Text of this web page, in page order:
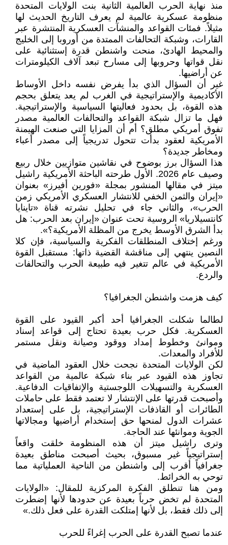
منذ نهاية الحرب العالمية الثانية بنت الولايات المتحدة
منظومة عسكرية عالمية لم يعرف التاريخ الحديث لها
مثيلاً. فمئات القواعد والمنشآت العسكرية المنتشرة عبر
القارات، وشبكة التحالفات الممتدة من أوروبا إلى الخليج
والمحيط الهادئ، منحت واشنطن قدرة إستثنائية على
نقل قواتها وحروبها إلى مسارح تبعد آلاف الكيلومترات
عن أراضيها.
غير أن السؤال الذي بدأ يفرض نفسه داخل الأوساط
الأكاديمية والإستراتيجية في الغرب لم يعد يتعلق بحجم
هذه القوة، بل بحدود فعاليتها السياسية والإستراتيجية.
فهل ما تزال شبكة القواعد والتحالفات العالمية مصدر
تفوق أمريكي مطلق؟ أم أن المزايا التي صنعت الهيمنة
الأمريكية لعقود بدأت تتحول تدريجياً إلى مصدر أعباء
ومخاطر جديدة؟
هذا السؤال برز بوضوح في نقاشين متوازيين خلال ربيع
وصيف عام 2026. الأول طرحته الباحثة الأمريكية راشيل
ميتز في مقالها المنشور بمجلة «فورين أفيرز» بعنوان
«إيران والثمن الخفي للانتشار العسكري الأمريكي زمن
الحرب»، والثاني جاء في تحليل نشرته قناة «تاينايا
كانتسيلاريا» الروسية تحت عنوان «إيران بعد الحرب: هل
بدأ الشرق الأوسط يخرج من المظلة الأمريكية؟».
ورغم إختلاف المنطلقات الفكرية والسياسية، فإن كلا
النصين ينتهي إلى مناقشة القضية ذاتها: مستقبل القوة
الأمريكية في عالم تتغير فيه طبيعة الحرب والتحالفات
والردع.
كيف هزمت واشنطن الجغرافيا؟
لطالما شكلت الجغرافيا أحد أكبر القيود على القوة
العسكرية. فكل حرب بعيدة تحتاج إلى قواعد إسناد
وموانئ وخطوط إمداد ووقود وصيانة ونقل مستمر
للأفراد والمعدات.
لكن الولايات المتحدة نجحت خلال العقود الماضية في
تجاوز هذه القيود عبر بناء شبكة عالمية من القواعد
العسكرية والتسهيلات اللوجستية والإتفاقيات الدفاعية.
وأصبحت قدرتها على الإنتشار لا تعتمد فقط على حاملات
الطائرات أو القاذفات الإستراتيجية، بل على إستعداد
عشرات الدول لمنحها حق إستخدام أراضيها ومجالاتها
الجوية وموانئها عند الحاجة.
وترى راشيل ميتز أن هذه المنظومة خلقت واقعاً
إستراتيجياً غير مسبوق، بحيث أصبحت مناطق بعيدة
جغرافياً أقرب إلى واشنطن من الناحية العملياتية مما
توحي به الخرائط.
ومن هنا تنطلق الفكرة المركزية للمقال: «الولايات
المتحدة لم تخض حرباً بعيدة عن حدودها لأنها إضطرت
إلى ذلك فقط، بل لأنها إمتلكت القدرة على فعل ذلك.»
عندما تصبح القدرة على الحرب إغراءً للحرب